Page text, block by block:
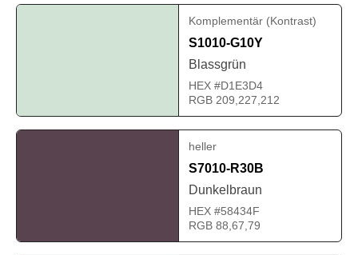
Komplementär (Kontrast)
S1010-G10Y
Blassgrün
HEX #D1E3D4
RGB 209,227,212
heller
S7010-R30B
Dunkelbraun
HEX #58434F
RGB 88,67,79